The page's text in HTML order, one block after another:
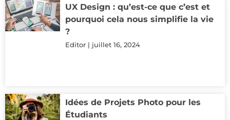
UX Design : qu’est-ce que c’est et
pourquoi cela nous simplifie la vie
?
Editor juillet 16, 2024
Idées de Projets Photo pour les
Étudiants